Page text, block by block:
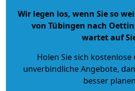
Wir legen los, wenn Sie so
von Tübingen nach
wartet auf
Holen Sie sich
unverbindliche Angebote,
besser